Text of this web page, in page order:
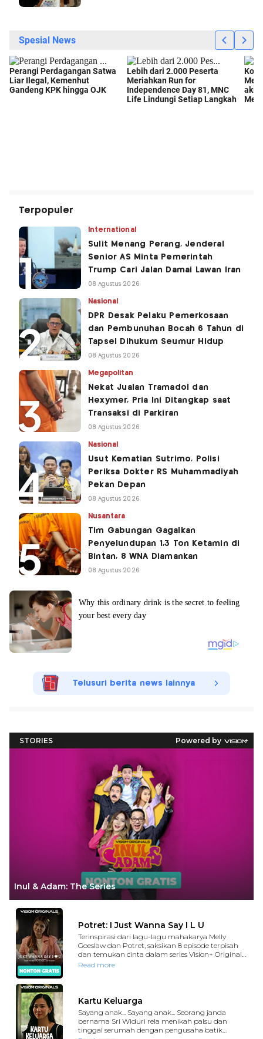
Terpopuler
International
Sulit Menang Perang, Jenderal
Senior AS Minta Pemerintah
Trump Cari Jalan Damai Lawan Iran
08 Agustus 2026
Nasional
DPR Desak Pelaku Pemerkosaan
dan Pembunuhan Bocah 6 Tahun di
Tapsel Dihukum Seumur Hidup
08 Agustus 2026
Megapolitan
Nekat Jualan Tramadol dan
Hexymer, Pria Ini Ditangkap saat
Transaksi di Parkiran
08 Agustus 2026
Nasional
Usut Kematian Sutrimo, Polisi
Periksa Dokter RS Muhammadiyah
Pekan Depan
08 Agustus 2026
Nusantara
Tim Gabungan Gagalkan
Penyelundupan 1,3 Ton Ketamin di
Bintan, 8 WNA Diamankan
08 Agustus 2026
Telusuri berita news lainnya